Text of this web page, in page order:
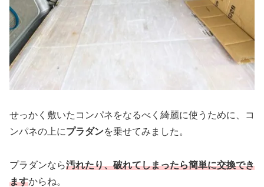
せっかく敷いたコンパネをなるべく綺麗に使うために、コ
ンパネの上にプラダンを乗せてみました。
プラダンなら汚れたり、破れてしまったら簡単に交換でき
ますからね。